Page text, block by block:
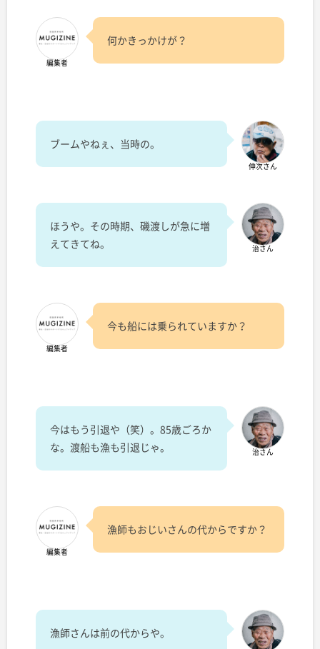
編集者
何かきっかけが？
伸次さん
ブームやねぇ、当時の。
治さん
ほうや。その時期、磯渡しが急に増
えてきてね。
編集者
今も船には乗られていますか？
治さん
今はもう引退や（笑）。85歳ごろか
な。渡船も漁も引退じゃ。
編集者
漁師もおじいさんの代からですか？
漁師さんは前の代からや。